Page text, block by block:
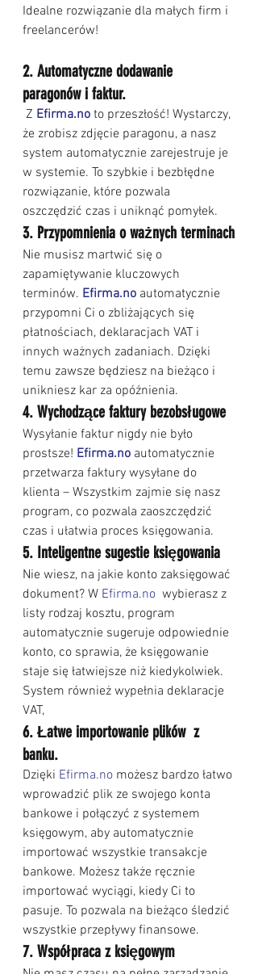
Idealne rozwiązanie dla małych firm i
freelancerów!
2. Automatyczne dodawanie
paragonów i faktur.
Z Efirma.no to przeszłość! Wystarczy,
że zrobisz zdjęcie paragonu, a nasz
system automatycznie zarejestruje je
w systemie. To szybkie i bezbłędne
rozwiązanie, które pozwala
oszczędzić czas i uniknąć pomyłek.
3. Przypomnienia o ważnych terminach
Nie musisz martwić się o
zapamiętywanie kluczowych
terminów. Efirma.no automatycznie
przypomni Ci o zbliżających się
płatnościach, deklaracjach VAT i
innych ważnych zadaniach. Dzięki
temu zawsze będziesz na bieżąco i
unikniesz kar za opóźnienia.
4. Wychodzące faktury bezobsługowe
Wysyłanie faktur nigdy nie było
prostsze! Efirma.no automatycznie
przetwarza faktury wysyłane do
klienta – Wszystkim zajmie się nasz
program, co pozwala zaoszczędzić
czas i ułatwia proces księgowania.
5. Inteligentne sugestie księgowania
Nie wiesz, na jakie konto zaksięgować
dokument? W Efirma.no
  wybierasz z
listy rodzaj kosztu, program
automatycznie sugeruje odpowiednie
konto, co sprawia, że księgowanie
staje się łatwiejsze niż kiedykolwiek.
System również wypełnia deklaracje
VAT,
6. Łatwe importowanie plików  z
banku.
Dzięki Efirma.no możesz bardzo łatwo
wprowadzić plik ze swojego konta
bankowe i połączyć z systemem
księgowym, aby automatycznie
importować wszystkie transakcje
bankowe. Możesz także ręcznie
importować wyciągi, kiedy Ci to
pasuje. To pozwala na bieżąco śledzić
wszystkie przepływy finansowe.
7. Współpraca z księgowym